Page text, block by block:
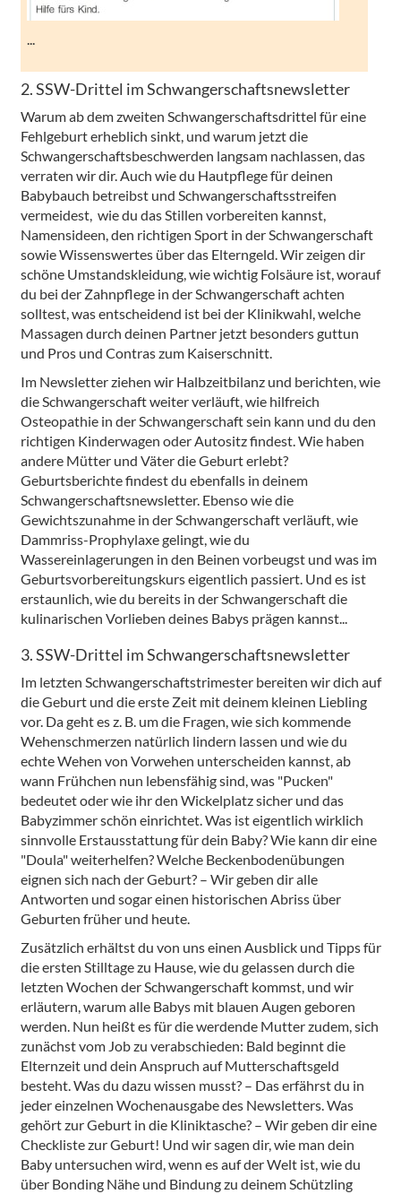
...
2. SSW-Drittel im Schwangerschaftsnewsletter
Warum ab dem zweiten Schwangerschaftsdrittel für eine
Fehlgeburt erheblich sinkt, und warum jetzt die
Schwangerschaftsbeschwerden langsam nachlassen, das
verraten wir dir. Auch wie du Hautpflege für deinen
Babybauch betreibst und Schwangerschaftsstreifen
vermeidest, wie du das Stillen vorbereiten kannst,
Namensideen, den richtigen Sport in der Schwangerschaft
sowie Wissenswertes über das Elterngeld. Wir zeigen dir
schöne Umstandskleidung, wie wichtig Folsäure ist, worauf
du bei der Zahnpflege in der Schwangerschaft achten
solltest, was entscheidend ist bei der Klinikwahl, welche
Massagen durch deinen Partner jetzt besonders guttun
und Pros und Contras zum Kaiserschnitt.
Im Newsletter ziehen wir Halbzeitbilanz und berichten, wie
die Schwangerschaft weiter verläuft, wie hilfreich
Osteopathie in der Schwangerschaft sein kann und du den
richtigen Kinderwagen oder Autositz findest. Wie haben
andere Mütter und Väter die Geburt erlebt?
Geburtsberichte findest du ebenfalls in deinem
Schwangerschaftsnewsletter. Ebenso wie die
Gewichtszunahme in der Schwangerschaft verläuft, wie
Dammriss-Prophylaxe gelingt, wie du
Wassereinlagerungen in den Beinen vorbeugst und was im
Geburtsvorbereitungskurs eigentlich passiert. Und es ist
erstaunlich, wie du bereits in der Schwangerschaft die
kulinarischen Vorlieben deines Babys prägen kannst...
3. SSW-Drittel im Schwangerschaftsnewsletter
Im letzten Schwangerschaftstrimester bereiten wir dich auf
die Geburt und die erste Zeit mit deinem kleinen Liebling
vor. Da geht es z. B. um die Fragen, wie sich kommende
Wehenschmerzen natürlich lindern lassen und wie du
echte Wehen von Vorwehen unterscheiden kannst, ab
wann Frühchen nun lebensfähig sind, was "Pucken"
bedeutet oder wie ihr den Wickelplatz sicher und das
Babyzimmer schön einrichtet. Was ist eigentlich wirklich
sinnvolle Erstausstattung für dein Baby? Wie kann dir eine
"Doula" weiterhelfen? Welche Beckenbodenübungen
eignen sich nach der Geburt? – Wir geben dir alle
Antworten und sogar einen historischen Abriss über
Geburten früher und heute.
Zusätzlich erhältst du von uns einen Ausblick und Tipps für
die ersten Stilltage zu Hause, wie du gelassen durch die
letzten Wochen der Schwangerschaft kommst, und wir
erläutern, warum alle Babys mit blauen Augen geboren
werden. Nun heißt es für die werdende Mutter zudem, sich
zunächst vom Job zu verabschieden: Bald beginnt die
Elternzeit und dein Anspruch auf Mutterschaftsgeld
besteht. Was du dazu wissen musst? – Das erfährst du in
jeder einzelnen Wochenausgabe des Newsletters. Was
gehört zur Geburt in die Kliniktasche? – Wir geben dir eine
Checkliste zur Geburt! Und wir sagen dir, wie man dein
Baby untersuchen wird, wenn es auf der Welt ist, wie du
über Bonding Nähe und Bindung zu deinem Schützling